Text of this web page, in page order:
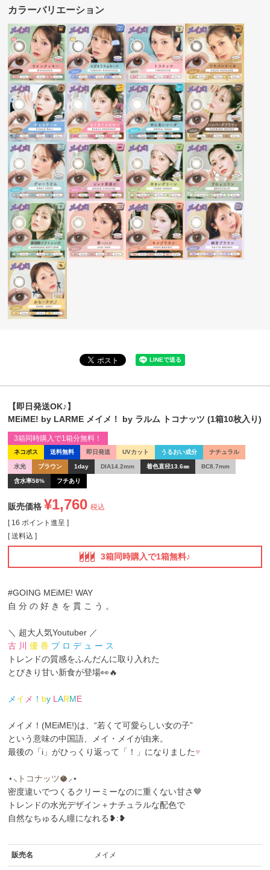
カラーバリエーション
【即日発送OK♪】
MEiME! by LARME メイメ！ by ラルム トコナッツ (1箱10枚入り)
ネコポス 送料無料 即日発送 UVカット うるおい成分 ナチュラル
水光 ブラウン 1day DIA14.2mm 着色直径13.6㎜ BC8.7mm
含水率58% フチあり
3箱同時購入で1箱分無料！
販売価格 ¥1,760 税込
[ 16 ポイント進呈 ]
送料込
3箱同時購入で1箱無料♪
#GOING MEiME! WAY
自 分 の 好 き を 貫 こ う 。
＼ 超大人気Youtuber ／
古 川
優 香 プ ロ デ ュ ー ス
トレンドの質感をふんだんに取り入れた
とびきり甘い新食が登場👀🔥
メイ メ ！ by L ARME
メイメ！(MEiME!)は、“若くて可愛らしい女の子”
という意味の中国語、メイ・メイが由来。
最後の「i」がひっくり返って「！」になりました♥
⋆⸜ トコナッツ🥥⸝⋆
密度違いでつくるクリーミーなのに重くない甘さ🤎
トレンドの水光デザイン＋ナチュラルな配色で
自然なちゅるん瞳になれる❥︎:❥︎
販売名 メイメ